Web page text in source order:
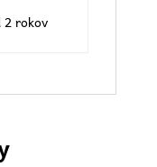
2 rokov